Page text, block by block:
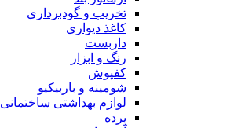
تخریب و گودبرداری
کاغذ دیواری
داربست
رنگ و ابزار
کفپوش
شومینه و باربیکیو
لوازم بهداشتی ساختمانی
پرده